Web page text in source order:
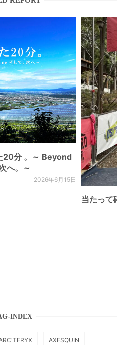
20分 。～ Beyond
へ。～
2026年6月15日
当たって砕
INDEX
AXESQUIN